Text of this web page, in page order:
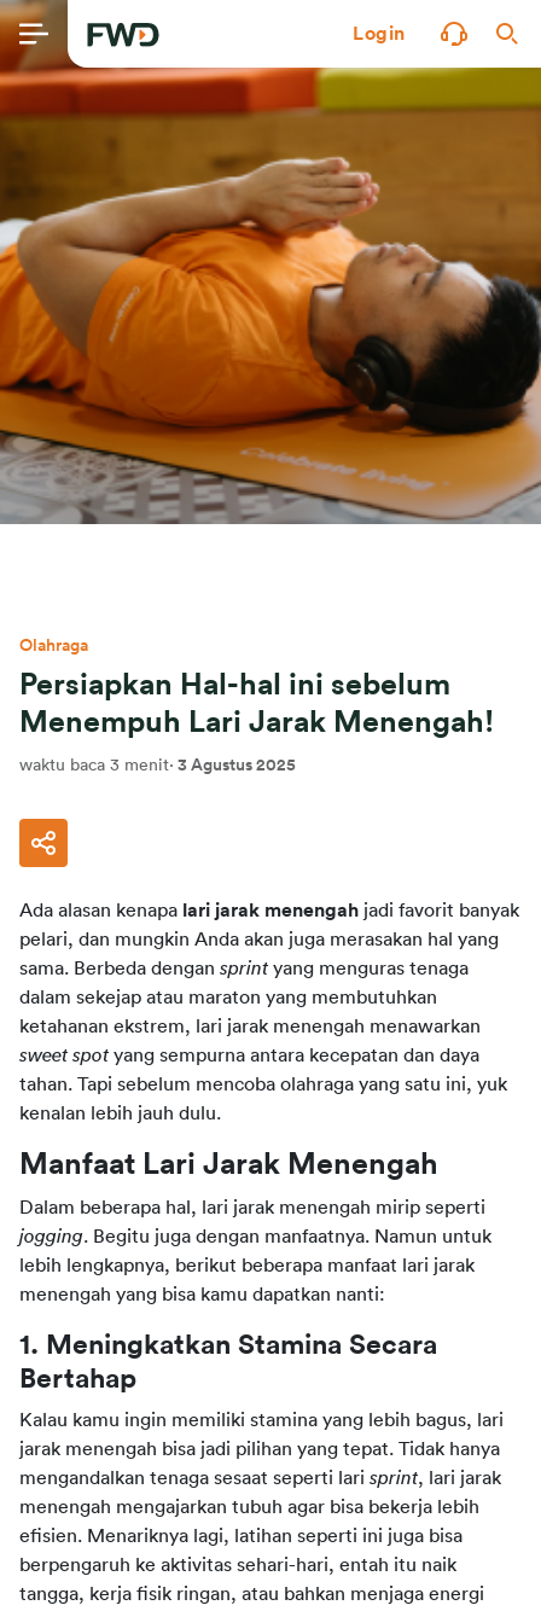
Login
Olahraga
Persiapkan Hal-hal ini sebelum
Menempuh Lari Jarak Menengah!
waktu baca 3 menit· 3 Agustus 2025
Ada alasan kenapa lari jarak menengah jadi favorit banyak
pelari, dan mungkin Anda akan juga merasakan hal yang
sama. Berbeda dengan sprint yang menguras tenaga
dalam sekejap atau maraton yang membutuhkan
sweet spot yang sempurna antara kecepatan dan daya
tahan. Tapi sebelum mencoba olahraga yang satu ini, yuk
kenalan lebih jauh dulu.
Manfaat Lari Jarak Menengah
jogging. Begitu juga dengan manfaatnya. Namun untuk
lebih lengkapnya, berikut beberapa manfaat lari jarak
menengah yang bisa kamu dapatkan nanti:
1. Meningkatkan Stamina Secara
Bertahap
Kalau kamu ingin memiliki stamina yang lebih bagus, lari
jarak menengah bisa jadi pilihan yang tepat. Tidak hanya
mengandalkan tenaga sesaat seperti lari sprint, lari jarak
menengah mengajarkan tubuh agar bisa bekerja lebih
efisien. Menariknya lagi, latihan seperti ini juga bisa
berpengaruh ke aktivitas sehari-hari, entah itu naik
tangga, kerja fisik ringan, atau bahkan menjaga energi